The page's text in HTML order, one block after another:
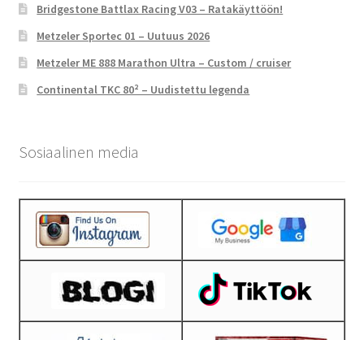
Bridgestone Battlax Racing V03 – Ratakäyttöön!
Metzeler Sportec 01 – Uutuus 2026
Metzeler ME 888 Marathon Ultra – Custom / cruiser
Continental TKC 80² – Uudistettu legenda
Sosiaalinen media